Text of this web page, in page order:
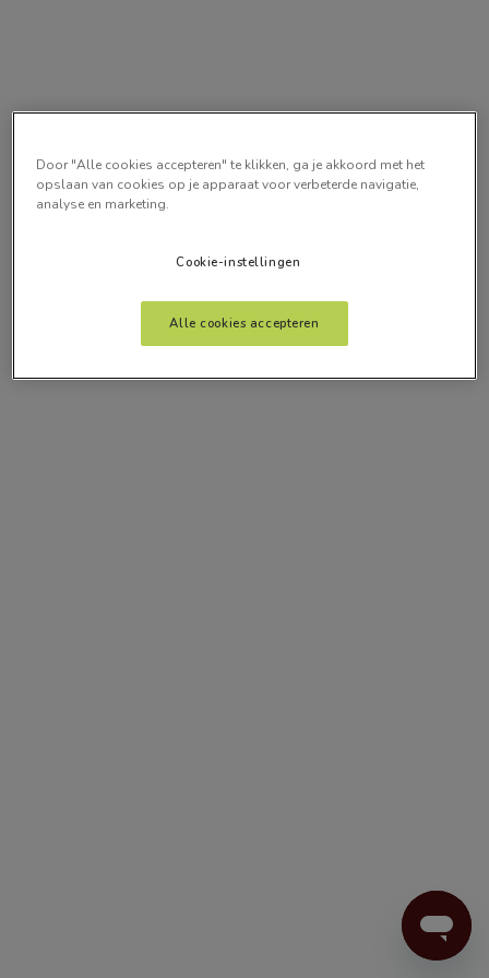
Door "Alle cookies accepteren" te klikken, ga je akkoord met het
opslaan van cookies op je apparaat voor verbeterde navigatie,
analyse en marketing.
Cookie-instellingen
Alle cookies accepteren